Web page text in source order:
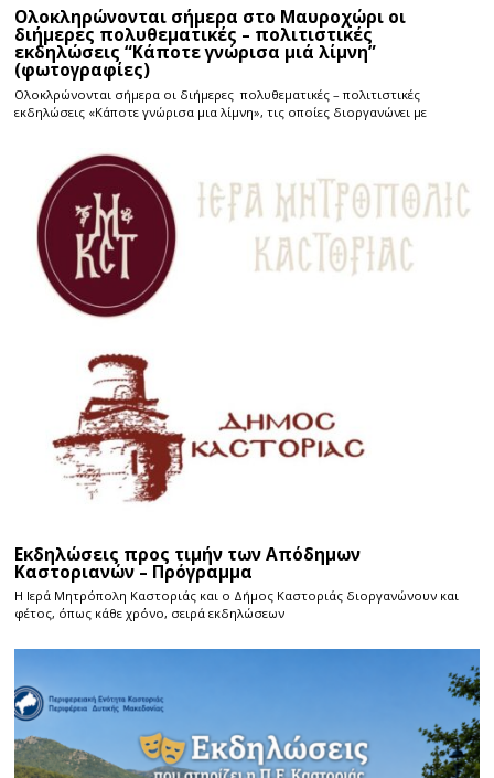
Ολοκληρώνονται σήμερα στο Μαυροχώρι οι
διήμερες πολυθεματικές – πολιτιστικές
εκδηλώσεις “Κάποτε γνώρισα μιά λίμνη”
(φωτογραφίες)
Ολοκλρώνονται σήμερα οι διήμερες πολυθεματικές – πολιτιστικές
εκδηλώσεις «Κάποτε γνώρισα μια λίμνη», τις οποίες διοργανώνει με
Εκδηλώσεις προς τιμήν των Απόδημων
Καστοριανών – Πρόγραμμα
Η Ιερά Μητρόπολη Καστοριάς και ο Δήμος Καστοριάς διοργανώνουν και
φέτος, όπως κάθε χρόνο, σειρά εκδηλώσεων